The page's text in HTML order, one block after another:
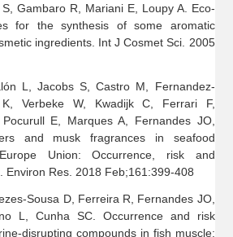
Gambaro R, Mariani E, Loupy A. Eco-
for the synthesis of some aromatic
ingredients. Int J Cosmet Sci. 2005
L, Jacobs S, Castro M, Fernandez-
Verbeke W, Kwadijk C, Ferrari F,
E, Marques A, Fernandes JO,
and musk fragrances in seafood
Union: Occurrence, risk and
Environ Res. 2018 Feb;161:399-408
Sousa D, Ferreira R, Fernandes JO,
L, Cunha SC. Occurrence and risk
disrupting compounds in fish muscle: